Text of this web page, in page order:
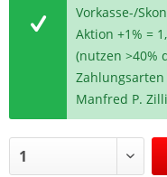
Vorkasse-/
Aktion +1% =
(nutzen >40%
Manfred P.